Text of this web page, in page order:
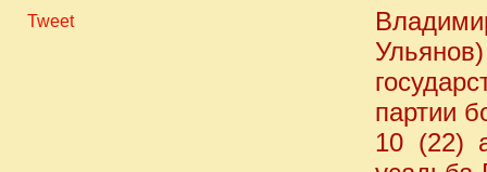
Tweet
партии
10 (22)